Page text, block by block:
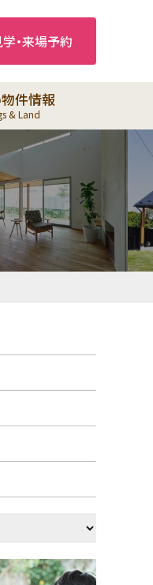
学・来場予約
件情報
& Land